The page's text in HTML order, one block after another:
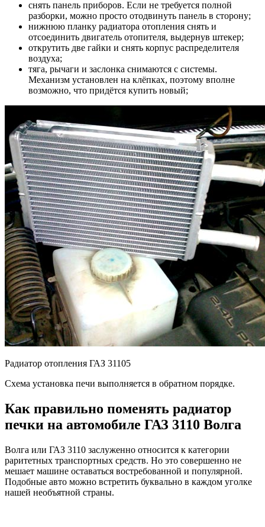
снять панель приборов. Если не требуется полной
разборки, можно просто отодвинуть панель в сторону;
нижнюю планку радиатора отопления снять и
отсоединить двигатель отопителя, выдернув штекер;
открутить две гайки и снять корпус распределителя
воздуха;
тяга, рычаги и заслонка снимаются с системы.
Механизм установлен на клёпках, поэтому вполне
возможно, что придётся купить новый;
Радиатор отопления ГАЗ 31105
Схема установка печи выполняется в обратном порядке.
Как правильно поменять радиатор
печки на автомобиле ГАЗ 3110 Волга
Волга или ГАЗ 3110 заслуженно относится к категории
раритетных транспортных средств. Но это совершенно не
мешает машине оставаться востребованной и популярной.
Подобные авто можно встретить буквально в каждом уголке
нашей необъятной страны.